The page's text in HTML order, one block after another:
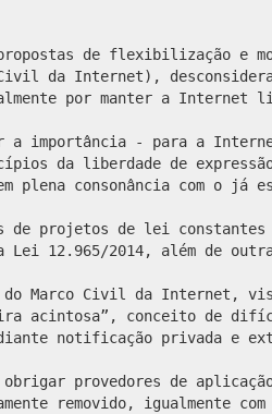
propostas de flexibilização e
da Internet),
por manter a Internet
a importância - para a
da liberdade de
plena consonância com o já
de projetos de lei
Lei 12.965/2014, além de
Marco Civil da Internet,
acintosa”, conceito de
notificação privada e
provedores de
removido, igualmente